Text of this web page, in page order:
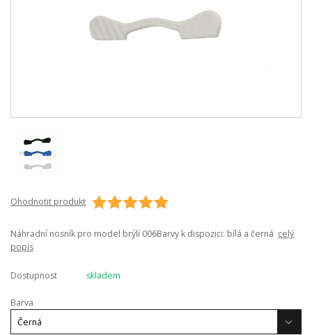
Ohodnotit produkt
Náhradní nosník pro model brýlí 006Barvy k dispozici: bílá a černá celý
popis
Dostupnost skladem
Barva